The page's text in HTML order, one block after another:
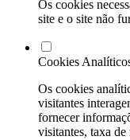
Os cookies
site e o site não
Cookies
Os cookies
visitantes
fornecer
visitantes, taxa